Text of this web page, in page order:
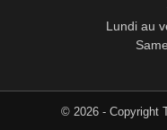
Lundi au
© 2026 - Copyright